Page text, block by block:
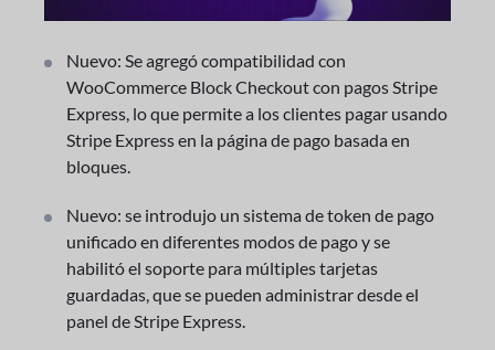
Nuevo: Se agregó compatibilidad con
WooCommerce Block Checkout con pagos Stripe
Express, lo que permite a los clientes pagar usando
Stripe Express en la página de pago basada en
bloques.
Nuevo: se introdujo un sistema de token de pago
unificado en diferentes modos de pago y se
habilitó el soporte para múltiples tarjetas
guardadas, que se pueden administrar desde el
panel de Stripe Express.